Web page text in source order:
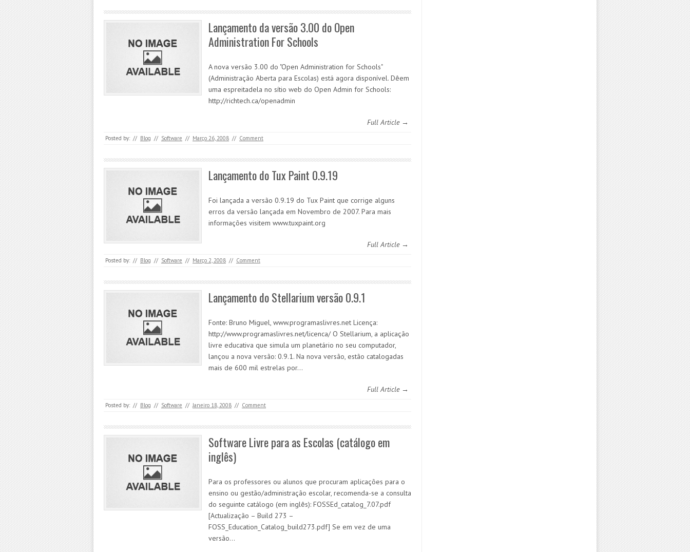
Lançamento da versão 3.00 do Open
Administration For Schools
A nova versão 3.00 do "Open Administration for Schools"
(Administração Aberta para Escolas) está agora disponível. Dêem
uma espreitadela no sítio web do Open Admin for Schools:
http://richtech.ca/openadmin
Full Article →
Posted by: // Blog // Software // Março 26, 2008 // Comment
Lançamento do Tux Paint 0.9.19
Foi lançada a versão 0.9.19 do Tux Paint que corrige alguns
erros da versão lançada em Novembro de 2007. Para mais
informações visitem www.tuxpaint.org
Full Article →
Posted by: // Blog // Software // Março 2, 2008 // Comment
Lançamento do Stellarium versão 0.9.1
Fonte: Bruno Miguel, www.programaslivres.net Licença:
http://www.programaslivres.net/licenca/ O Stellarium, a aplicação
livre educativa que simula um planetário no seu computador,
lançou a nova versão: 0.9.1. Na nova versão, estão catalogadas
mais de 600 mil estrelas por…
Full Article →
Posted by: // Blog // Software // Janeiro 18, 2008 // Comment
Software Livre para as Escolas (catálogo em
inglês)
Para os professores ou alunos que procuram aplicações para o
ensino ou gestão/administração escolar, recomenda-se a consulta
do seguinte catálogo (em inglês): FOSSEd_catalog_7.07.pdf
[Actualização – Build 273 –
FOSS_Education_Catalog_build273.pdf] Se em vez de uma
versão…